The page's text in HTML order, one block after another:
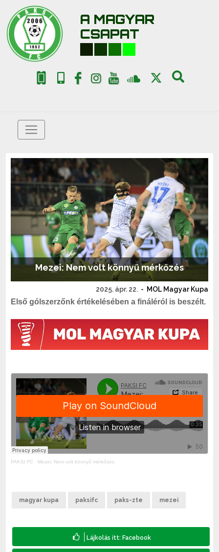
A MAGYAR
CSAPAT
Mezei: Nem volt könnyű mérkőzés
2025. ápr. 22. - MOL Magyar Kupa
Első gólszerzőnk értékelésében a fináléról is beszélt.
PAKSI FC · Mezei: Nem volt könnyű mérkőzés
magyar kupa paksifc paks-zte mezei